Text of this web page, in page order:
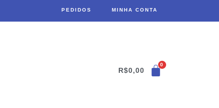
PEDIDOS MINHA CONTA
R$0,00